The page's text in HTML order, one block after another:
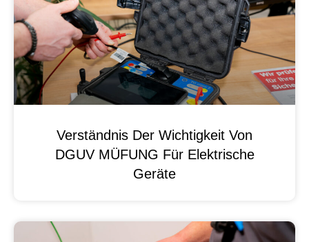
Verständnis Der Wichtigkeit Von
DGUV MÜFUNG Für Elektrische
Geräte